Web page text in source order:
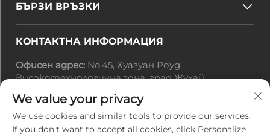
БЪРЗИ ВРЪЗКИ
КОНТАКТНА ИНФОРМАЦИЯ
Офисен адрес: No.45, Хуагуан Роуд,
Високотехнологична зона, град Жухай,
Имейл: [email protected]
Тел.: +86-0756-3616108
We value your privacy
We use cookies and similar tools to provide our services.
If you don't want to accept all cookies, click Personalize